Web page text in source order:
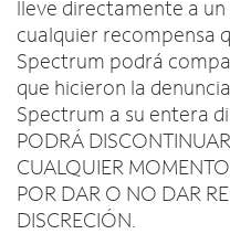
lleve directamente a
cualquier recompensa
Spectrum podrá
que hicieron la
Spectrum a su entera
PODRÁ
CUALQUIER
POR DAR O NO DAR
DISCRECIÓN.